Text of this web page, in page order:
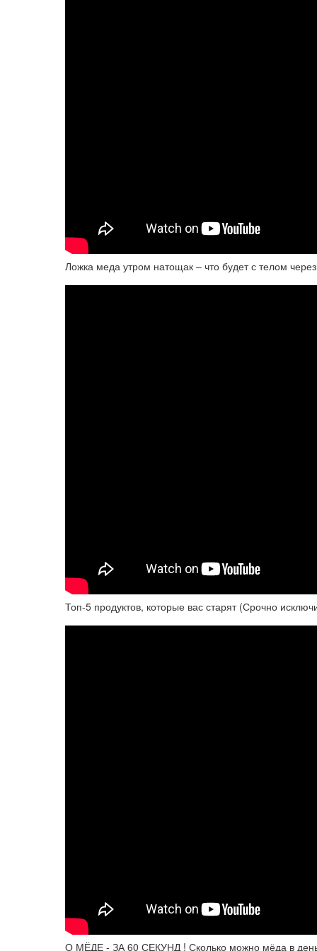
Ложка меда утром натощак – что будет с телом
Топ-5 продуктов, которые вас старят (Срочно
О МЁДЕ - ЗА 60 СЕКУНД ! Сколько можно мёда в